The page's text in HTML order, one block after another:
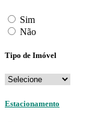
Sim
Não
Tipo de Imóvel
Estacionamento